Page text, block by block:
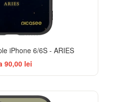
iPhone 6/6S - ARIES
90,00 lei